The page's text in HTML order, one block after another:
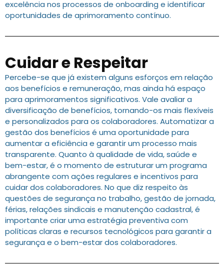
excelência nos processos de onboarding e identificar
oportunidades de aprimoramento contínuo.
Cuidar e Respeitar
Percebe-se que já existem alguns esforços em relação
aos benefícios e remuneração, mas ainda há espaço
para aprimoramentos significativos. Vale avaliar a
diversificação de benefícios, tornando-os mais flexíveis
e personalizados para os colaboradores. Automatizar a
gestão dos benefícios é uma oportunidade para
aumentar a eficiência e garantir um processo mais
transparente. Quanto à qualidade de vida, saúde e
bem-estar, é o momento de estruturar um programa
abrangente com ações regulares e incentivos para
cuidar dos colaboradores. No que diz respeito às
questões de segurança no trabalho, gestão de jornada,
férias, relações sindicais e manutenção cadastral, é
importante criar uma estratégia preventiva com
políticas claras e recursos tecnológicos para garantir a
segurança e o bem-estar dos colaboradores.